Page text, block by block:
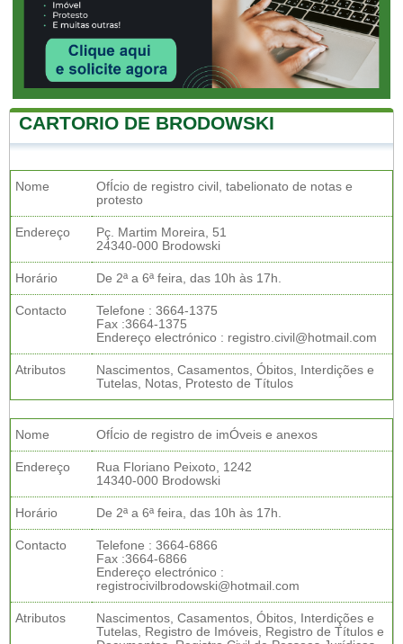
CARTORIO DE BRODOWSKI
Nome
OfÍcio de registro civil, tabelionato de notas e
protesto
Endereço
Pç. Martim Moreira, 51
24340-000 Brodowski
Horário De 2ª a 6ª feira, das 10h às 17h.
Contacto
Telefone : 3664-1375
Fax :3664-1375
Endereço electrónico : registro.civil@hotmail.com
Atributos
Nascimentos, Casamentos, Óbitos, Interdições e
Tutelas, Notas, Protesto de Títulos
Nome OfÍcio de registro de imÓveis e anexos
Endereço
Rua Floriano Peixoto, 1242
14340-000 Brodowski
Horário De 2ª a 6ª feira, das 10h às 17h.
Contacto
Telefone : 3664-6866
Fax :3664-6866
Endereço electrónico :
registrocivilbrodowski@hotmail.com
Atributos
Nascimentos, Casamentos, Óbitos, Interdições e
Tutelas, Registro de Imóveis, Registro de Títulos e